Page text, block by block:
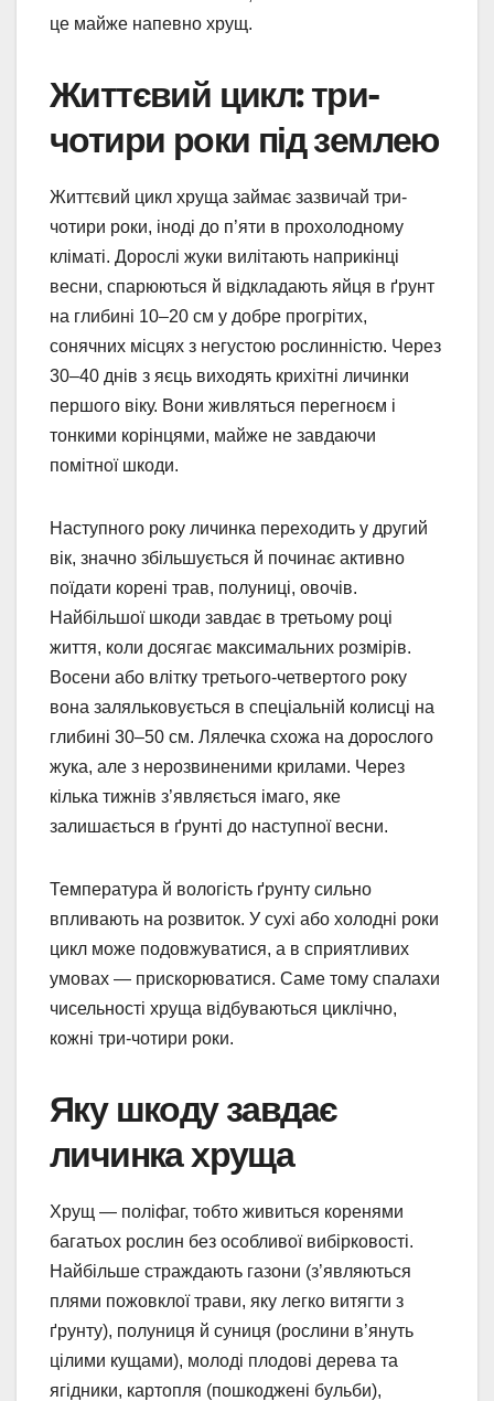
це майже напевно хрущ.
Життєвий цикл: три-
чотири роки під землею
Життєвий цикл хруща займає зазвичай три-
чотири роки, іноді до п’яти в прохолодному
кліматі. Дорослі жуки вилітають наприкінці
весни, спарюються й відкладають яйця в ґрунт
на глибині 10–20 см у добре прогрітих,
сонячних місцях з негустою рослинністю. Через
30–40 днів з яєць виходять крихітні личинки
першого віку. Вони живляться перегноєм і
тонкими корінцями, майже не завдаючи
помітної шкоди.
Наступного року личинка переходить у другий
вік, значно збільшується й починає активно
поїдати корені трав, полуниці, овочів.
Найбільшої шкоди завдає в третьому році
життя, коли досягає максимальних розмірів.
Восени або влітку третього-четвертого року
вона заляльковується в спеціальній колисці на
глибині 30–50 см. Лялечка схожа на дорослого
жука, але з нерозвиненими крилами. Через
кілька тижнів з’являється імаго, яке
залишається в ґрунті до наступної весни.
Температура й вологість ґрунту сильно
впливають на розвиток. У сухі або холодні роки
цикл може подовжуватися, а в сприятливих
умовах — прискорюватися. Саме тому спалахи
чисельності хруща відбуваються циклічно,
кожні три-чотири роки.
Яку шкоду завдає
личинка хруща
Хрущ — поліфаг, тобто живиться коренями
багатьох рослин без особливої вибірковості.
Найбільше страждають газони (з’являються
плями пожовклої трави, яку легко витягти з
ґрунту), полуниця й суниця (рослини в’януть
цілими кущами), молоді плодові дерева та
ягідники, картопля (пошкоджені бульби),